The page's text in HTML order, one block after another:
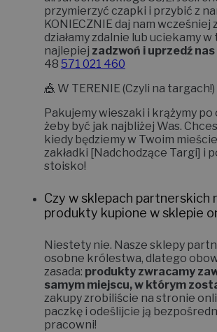
przymierzyć czapki i przybić z
KONIECZNIE daj nam wcześniej
działamy zdalnie lub uciekamy
najlepiej zadzwoń i uprzedź
48 571 021 460
🎪 W TERENIE (Czyli na targach!)
Pakujemy wieszaki i krążymy po
żeby być jak najbliżej Was.
kiedy będziemy w Twoim
zakładki [Nadchodzące Targi] i
stoisko!
Czy w sklepach partnerskich
produkty kupione w sklepie
Niestety nie. Nasze sklepy
osobne królestwa, dlatego
zasada: produkty zwracamy
samym miejscu, w którym
zakupy zrobiliście na stronie
paczkę i odeślijcie ją
pracowni!